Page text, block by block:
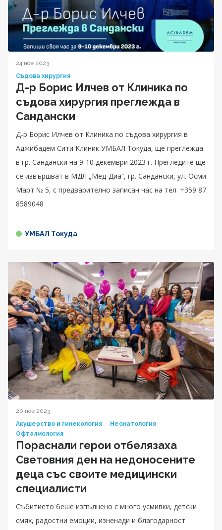
24 ное 2023
Съдова хирургия
Д-р Борис Илчев от Клиника по
съдова хирургия преглежда в
Сандански
Д-р Борис Илчев от Клиника по съдова хирургия в
Аджибадем Сити Клиник УМБАЛ Токуда, ще преглежда
в гр. Сандански на 9-10 декември 2023 г. Прегледите ще
се извършват в МДЛ „Мед-Диа“, гр. Сандански, ул. Осми
Март № 5, с предварително записан час на тел. +359 87
8589048
УМБАЛ Токуда
20 ное 2023
Акушерство и гинекология
Неонатология
Офталмология
Пораснали герои отбелязаха
Световния ден на недоносените
деца със своите медицински
специалисти
Събитието беше изпълнено с много усмивки, детски
смях, радостни емоции, изненади и благодарност